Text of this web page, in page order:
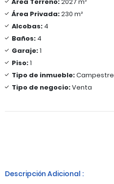
Área Privada:230 m²
Alcobas: 4
Baños: 4
Garaje:1
Piso:1
Tipo de inmueble:Campestre
Tipo de negocio:Venta
Descripción Adicional :